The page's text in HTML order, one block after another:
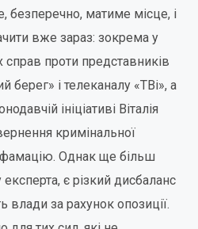
безперечно, матиме місце, і
вже зараз: зокрема у
справ проти представників
берег» і телеканалу «ТВі», а
ініціативі Віталія
кримінальної
Однак ще більш
є різкий дисбаланс
влади за рахунок опозиції.